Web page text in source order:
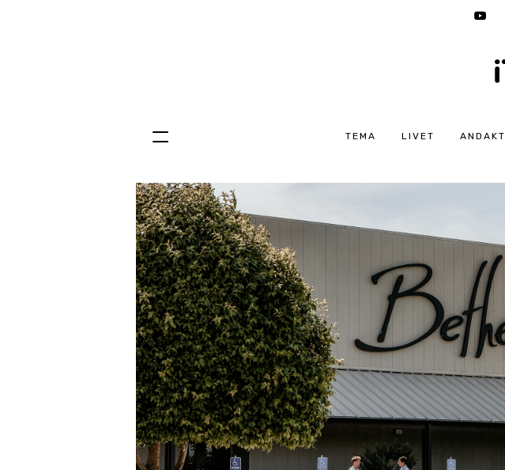
TEMA LIVET ANDAKT
Hopp
innhold